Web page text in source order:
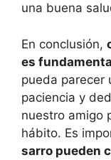
una buena
En conclusión,
es
pueda parecer
paciencia y
nuestro amigo
hábito. Es
sarro pueden